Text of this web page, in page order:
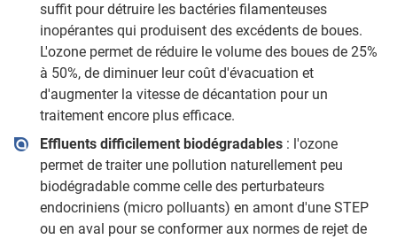
suffit pour détruire les bactéries filamenteuses
inopérantes qui produisent des excédents de boues.
L'ozone permet de réduire le volume des boues de 25%
à 50%, de diminuer leur coût d'évacuation et
d'augmenter la vitesse de décantation pour un
traitement encore plus efficace.
Effluents difficilement biodégradables : l'ozone
permet de traiter une pollution naturellement peu
biodégradable comme celle des perturbateurs
endocriniens (micro polluants) en amont d'une STEP
ou en aval pour se conformer aux normes de rejet de